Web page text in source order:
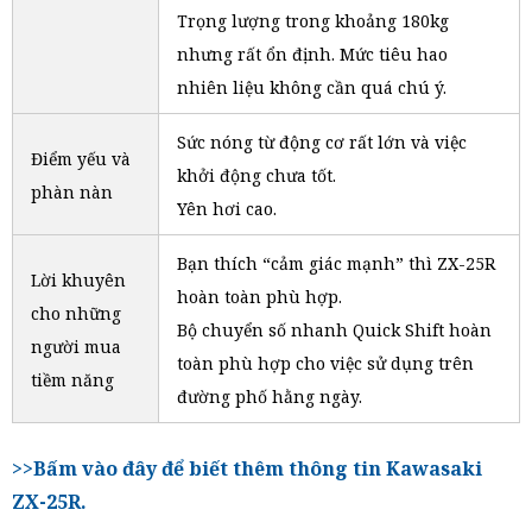
Trọng lượng trong khoảng 180kg
nhưng rất ổn định. Mức tiêu hao
nhiên liệu không cần quá chú ý.
Điểm yếu và
phàn nàn
Sức nóng từ động cơ rất lớn và việc
khởi động chưa tốt.
Yên hơi cao.
Lời khuyên
cho những
người mua
tiềm năng
Bạn thích “cảm giác mạnh” thì ZX-25R
hoàn toàn phù hợp.
Bộ chuyển số nhanh Quick Shift hoàn
toàn phù hợp cho việc sử dụng trên
đường phố hằng ngày.
>>Bấm vào đây để biết thêm thông tin Kawasaki
ZX-25R.